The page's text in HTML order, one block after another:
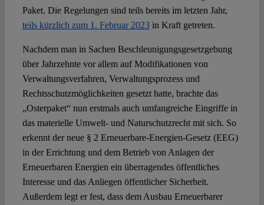
Paket. Die Regelungen sind teils bereits im letzten Jahr,
teils kürzlich zum 1. Februar 2023in Kraft getreten.
Nachdem man in Sachen Beschleunigungsgesetzgebung
über Jahrzehnte vor allem auf Modifikationen von
Verwaltungsverfahren, Verwaltungsprozess und
Rechtsschutzmöglichkeiten gesetzt hatte, brachte das
„Osterpaket“ nun erstmals auch umfangreiche Eingriffe in
das materielle Umwelt- und Naturschutzrecht mit sich. So
erkennt der neue § 2 Erneuerbare-Energien-Gesetz (EEG)
in der Errichtung und dem Betrieb von Anlagen der
Erneuerbaren Energien ein überragendes öffentliches
Interesse und das Anliegen öffentlicher Sicherheit.
Außerdem legt er fest, dass dem Ausbau Erneuerbarer